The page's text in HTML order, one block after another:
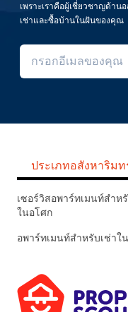
เพราะเราคือผู้เชี่ยวชาญด้า
เช่าและซื้อบ้านในฝันของคุณ
ประเภทอสังหาริม
เซอร์วิสอพาร์ทเมนท์สำห
ในอโศก
อพาร์ทเมนท์สำหรับเช่าใ